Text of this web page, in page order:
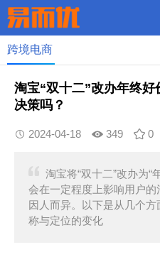
跨境电商
淘宝“双十二”改办年终
决策吗？
2024-04-18 349 0
淘宝将“双十二”改办为“
会在一定程度上影响用户
因人而异。以下是从几个
称与定位的变化